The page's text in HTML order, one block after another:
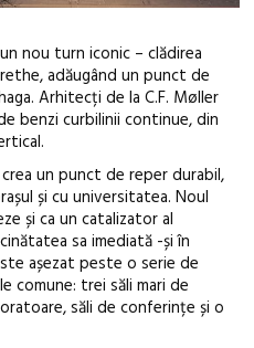
nou turn iconic – clădirea
adăugând un punct de
Arhitecți de la C.F. Møller
benzi curbilinii continue, din
un punct de reper durabil,
și cu universitatea. Noul
și ca un catalizator al
sa imediată -și în
așezat peste o serie de
comune: trei săli mari de
săli de conferințe și o